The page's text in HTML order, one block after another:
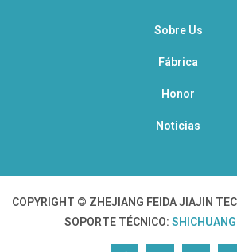
Sobre Us
Fábrica
Honor
Noticias
COPYRIGHT © ZHEJIANG FEIDA JIAJIN
SOPORTE TÉCNICO: